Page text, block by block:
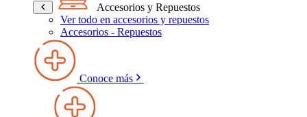
Accesorios y Repuestos
Ver todo en accesorios y repuestos
Accesorios - Repuestos
Conoce más